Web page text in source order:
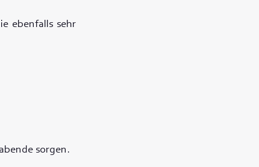
ebenfalls sehr
sorgen.